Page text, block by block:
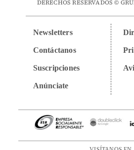
DERECHOS RESERVADOS ©
Newsletters
Contáctanos
Suscripciones
Anúnciate